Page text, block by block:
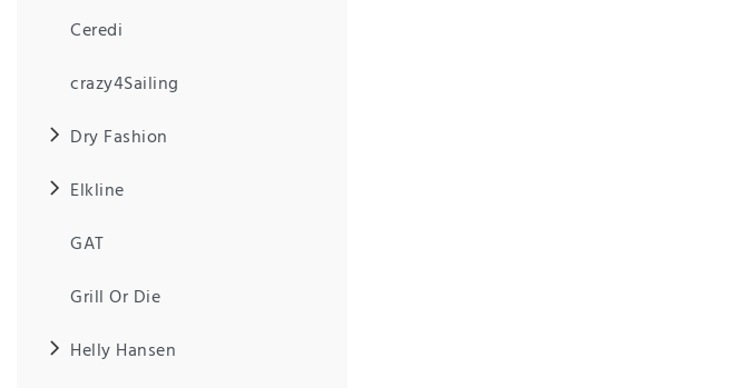
Ceredi
crazy4Sailing
Dry Fashion
Elkline
GAT
Grill Or Die
Helly Hansen
Anf
rag
sen
n